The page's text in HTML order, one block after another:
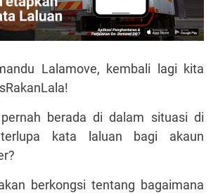
Lalamove, kembali lagi kita
berada di dalam situasi di
kata laluan bagi akaun
berkongsi tentang bagaimana